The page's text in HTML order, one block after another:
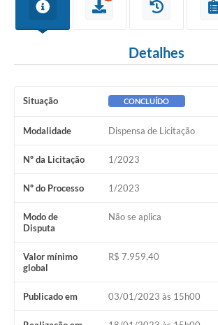
Detalhes
Situação CONCLUÍDO
Modalidade Dispensa de Licitação
Nº da Licitação 1/2023
Nº do Processo 1/2023
Modo de
Disputa
Não se aplica
Valor mínimo
global
R$ 7.959,40
Publicado em 03/01/2023 às 15h00